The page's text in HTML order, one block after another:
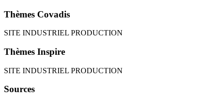
Thèmes Covadis
SITE INDUSTRIEL PRODUCTION
Thèmes Inspire
SITE INDUSTRIEL PRODUCTION
Sources